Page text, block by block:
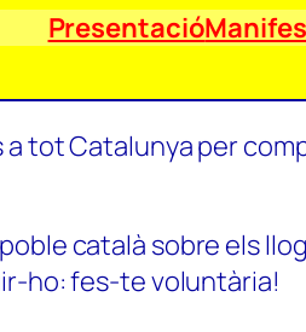
Presentació
tot Catalunya per
català sobre els
ho: fes-te voluntària!